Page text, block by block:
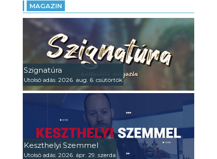
MAGAZIN
Szignatúra
Utolsó adás: 2026. aug. 6. csütörtök
Keszthelyi Szemmel
Utolsó adás: 2026. ápr. 29. szerda